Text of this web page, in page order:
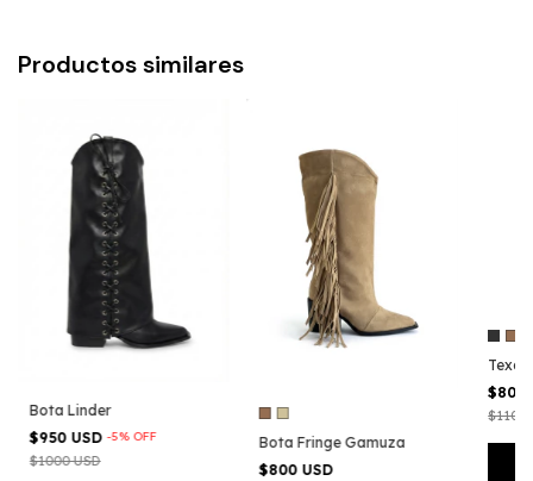
Productos similares
Bota Linder
$950 USD-5% OFF
$1000 USD
Bota Fringe Gamuza
$800 USD
$800
$1100